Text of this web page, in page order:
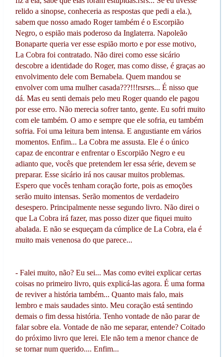
relido a sinopse, conheceria as respostas que pedi a ela.),
sabem que nosso amado Roger também é o Escorpião
Negro, o espião mais poderoso da Inglaterra. Napoleão
Bonaparte queria ver esse espião morto e por esse motivo,
La Cobra foi contratado. Não direi como esse sicário
descobre a identidade do Roger, mas como disse, é graças ao
envolvimento dele com Bernabela. Quem mandou se
envolver com uma mulher casada???!!!rsrsrs... É nisso que
dá. Mas eu senti demais pelo meu Roger quando ele pagou
por esse erro. Não merecia sofrer tanto, gente. Eu sofri muito
com ele também. O amo e sempre que ele sofria, eu também
sofria. Foi uma leitura bem intensa. E angustiante em vários
momentos. Enfim... La Cobra me assusta. Ele é o único
capaz de encontrar e enfrentar o Escorpião Negro e eu
adianto que, vocês que pretendem ler essa série, devem se
preparar. Esse sicário irá nos causar muitos problemas.
Espero que vocês tenham coração forte, pois as emoções
serão muito intensas. Serão momentos de verdadeiro
desespero. Principalmente nesse segundo livro. Não direi o
que La Cobra irá fazer, mas posso dizer que fiquei muito
abalada. E não se esqueçam da cúmplice de La Cobra, ela é
muito mais venenosa do que parece...
- Falei muito, não? Eu sei... Mas como evitei explicar certas
coisas no primeiro livro, quis explicá-las agora. É uma forma
de reviver a história também... Quanto mais falo, mais
lembro e mais saudades sinto. Meu coração está sentindo
demais o fim dessa história. Tenho vontade de não parar de
falar sobre ela. Vontade de não me separar, entende? Coitado
do próximo livro que lerei. Ele não tem a menor chance de
se tornar num querido.... Enfim...